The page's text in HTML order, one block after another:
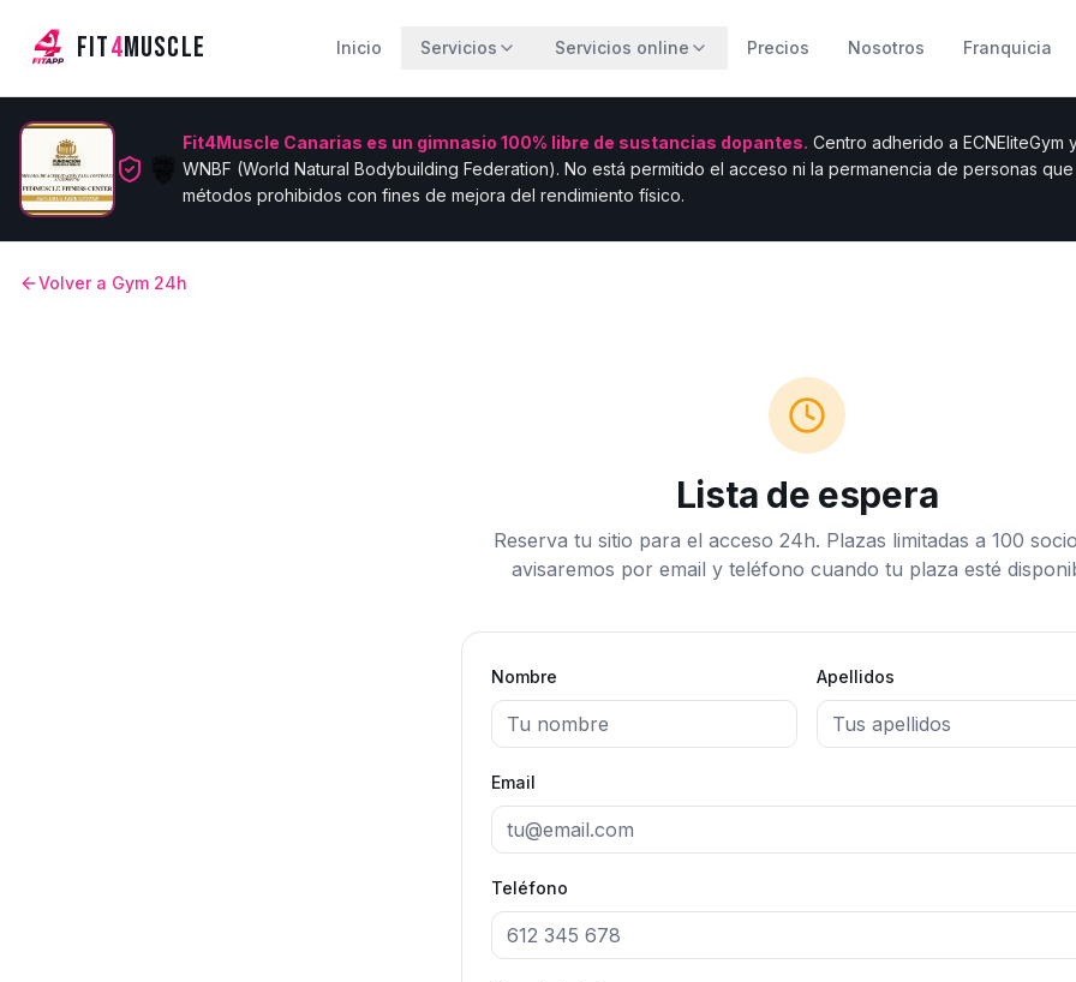
FIT4MUSCLE Inicio Servicios Servicios online Precios Nosotros Franquicia
Fit4Muscle Canarias es un gimnasio 100% libre de sustancias dopantes. Centro adherido a
WNBF (World Natural Bodybuilding Federation). No está permitido el acceso ni la permanencia de personas
métodos prohibidos con fines de mejora del rendimiento físico.
Volver a Gym 24h
Lista de espera
Reserva tu sitio para el acceso 24h. Plazas limitadas a 100
avisaremos por email y teléfono cuando tu plaza esté
Nombre Apellidos
Email
Teléfono